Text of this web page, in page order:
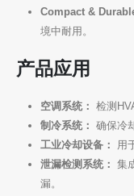
Compact &
境中耐用。
产品应用
空调系统： 检测
制冷系统： 确保冷
工业冷却设备：
用
泄漏检测系统： 集
漏。